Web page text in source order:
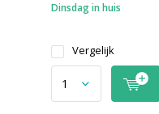
Dinsdag in huis
Vergelijk